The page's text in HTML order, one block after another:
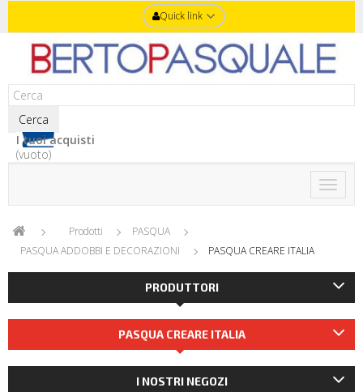
Quick link
Cerca
I tuoi acquisti
(vuoto)
Toggle
Prodotti
PASQUA
PASQUA ADDOBBI E DECORAZIONI
PASQUA CREARE ITALIA
PRODUTTORI
PASQUA CREARE ITALIA
I NOSTRI NEGOZI